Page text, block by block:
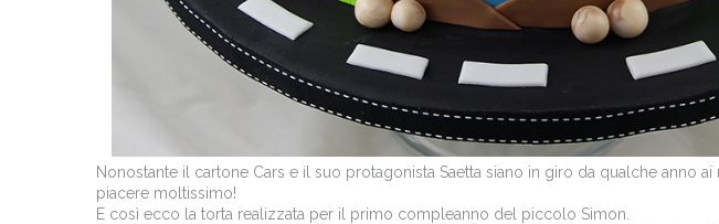
Nonostante il cartone Cars e il suo protagonista Saetta siano in giro da qualche anno
piacere moltissimo!
E così ecco la torta realizzata per il primo compleanno del piccolo Simon.